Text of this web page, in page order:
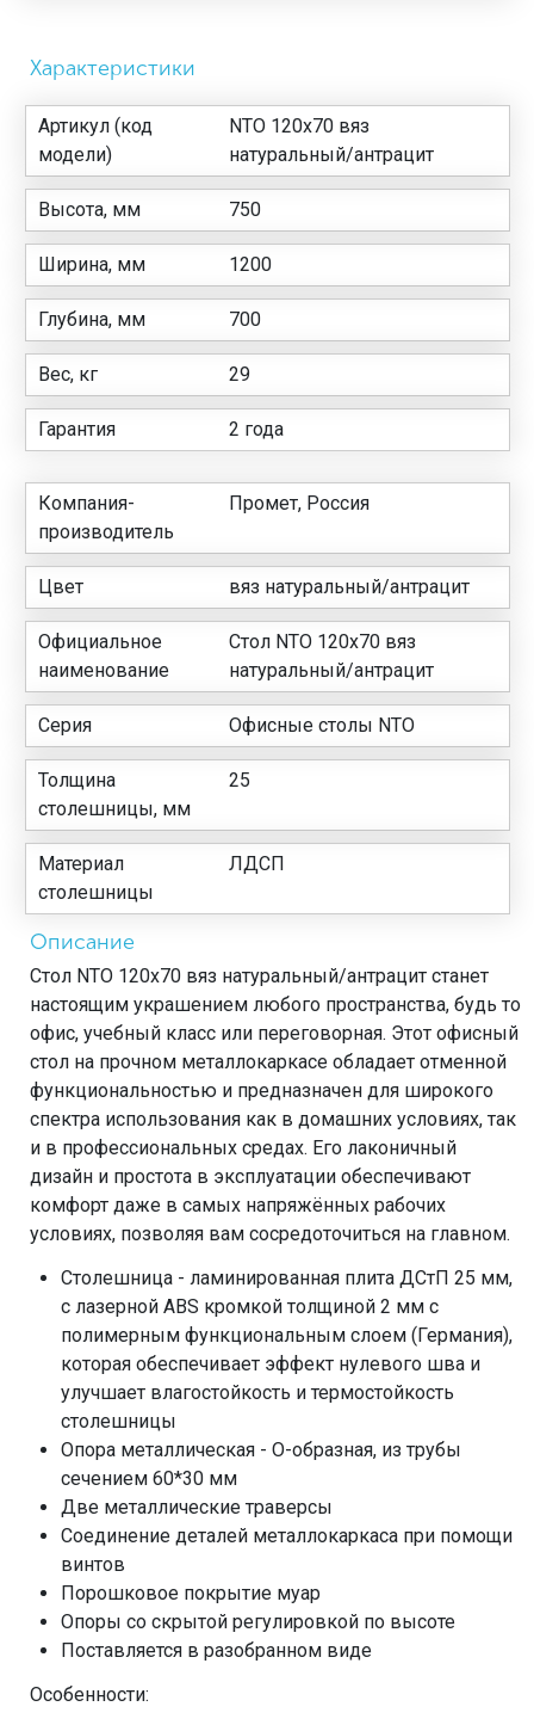
Характеристики
Артикул (код
модели)
NTO 120x70 вяз
натуральный/антрацит
Высота, мм 750
Ширина, мм 1200
Глубина, мм 700
Вес, кг 29
Гарантия 2 года
Компания-
производитель
Промет, Россия
Цвет вяз натуральный/антрацит
Официальное
наименование
Стол NTO 120x70 вяз
натуральный/антрацит
Серия Офисные столы NTO
Толщина
столешницы, мм
25
Материал
столешницы
ЛДСП
Описание
Стол NTO 120x70 вяз натуральный/антрацит станет
настоящим украшением любого пространства, будь то
офис, учебный класс или переговорная. Этот офисный
стол на прочном металлокаркасе обладает отменной
функциональностью и предназначен для широкого
спектра использования как в домашних условиях, так
и в профессиональных средах. Его лаконичный
дизайн и простота в эксплуатации обеспечивают
комфорт даже в самых напряжённых рабочих
условиях, позволяя вам сосредоточиться на главном.
Столешница - ламинированная плита ДСтП 25 мм,
с лазерной ABS кромкой толщиной 2 мм с
полимерным функциональным слоем (Германия),
которая обеспечивает эффект нулевого шва и
улучшает влагостойкость и термостойкость
столешницы
Опора металлическая - О-образная, из трубы
сечением 60*30 мм
Две металлические траверсы
Соединение деталей металлокаркаса при помощи
винтов
Порошковое покрытие муар
Опоры со скрытой регулировкой по высоте
Поставляется в разобранном виде
Особенности: